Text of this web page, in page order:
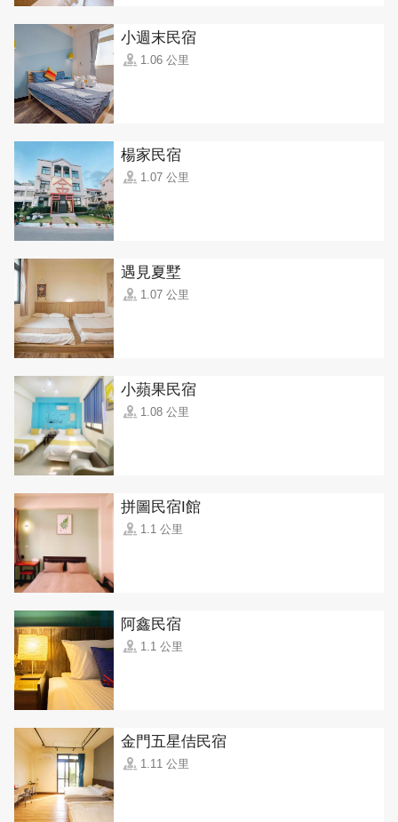
小週末民宿
1.06 公里
楊家民宿
1.07 公里
遇見夏墅
1.07 公里
小蘋果民宿
1.08 公里
拼圖民宿I館
1.1 公里
阿鑫民宿
1.1 公里
金門五星佶民宿
1.11 公里